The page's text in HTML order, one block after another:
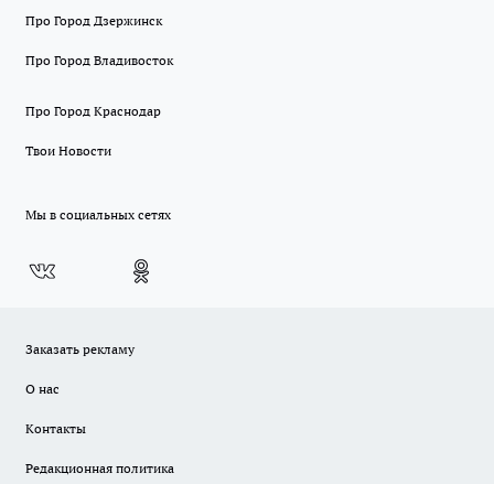
Про Город Дзержинск
Про Город Владивосток
Про Город Краснодар
Твои Новости
Мы в социальных сетях
Заказать рекламу
О нас
Контакты
Редакционная политика